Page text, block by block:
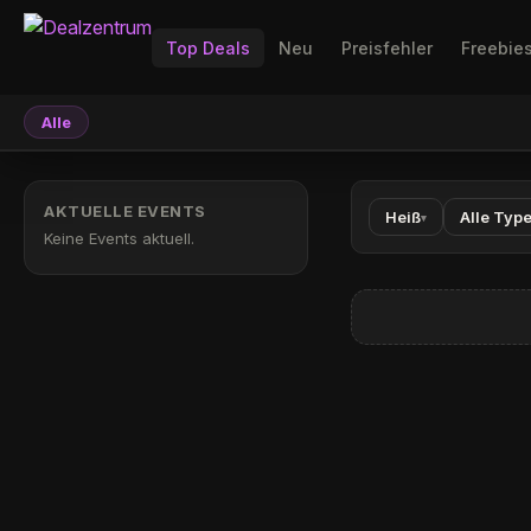
Top Deals Neu Preisfehler
Alle
AKTUELLE EVENTS
Keine Events aktuell.
Heiß▾ Alle